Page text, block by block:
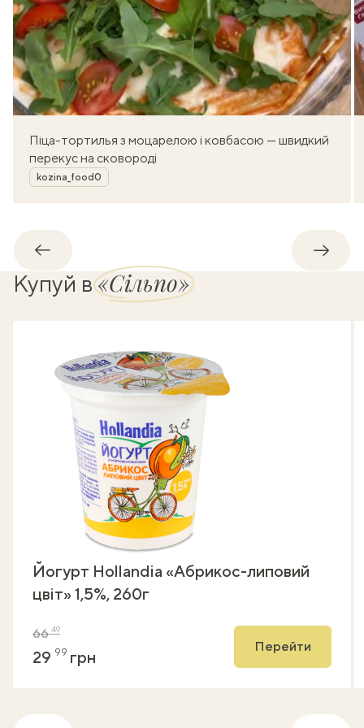
Піца-тортилья з моцарелою і ковбасою — швидкий
перекус на сковороді
Автор
kozina_food0
Назад
Купуй в«Сільпо»
Йогурт Hollandia «Абрикос-липовий
цвіт» 1,5%, 260г
6649
29 99 грн
Перейти